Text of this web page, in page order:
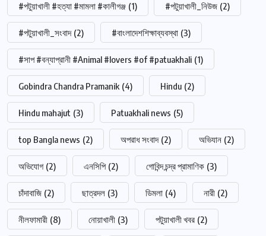
#পটুয়াখালী #হত্যা #মামলা #কালীগঞ্জ (1) #পটুয়াখালী_নিউজ (2)
#পটুয়াখালী_সংবাদ (2) #বাংলাদেশশিক্ষাব্যবস্থা (3)
#সাপ #বন্যাপ্রানী #Animal #lovers #of #patuakhali (1)
Gobindra Chandra Pramanik (4) Hindu (2)
Hindu mahajut (3) Patuakhali news (5)
top Bangla news (2) অপরাধ সংবাদ (2) অভিযান (2)
অভিযোগ (2) এনসিপি (2) গোবিন্দ চন্দ্র প্রামাণিক (3)
চাঁদাবাজি (2) ছাত্রদল (3) ডিমলা (4) নারী (2)
নীলফামারী (8) নোয়াখালী (3) পটুয়াখালী খবর (2)